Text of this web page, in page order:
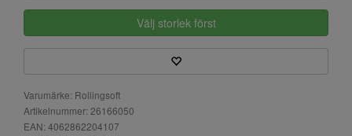
Välj storlek först
Varumärke: Rollingsoft
Artikelnummer: 26166050
EAN: 4062862204107